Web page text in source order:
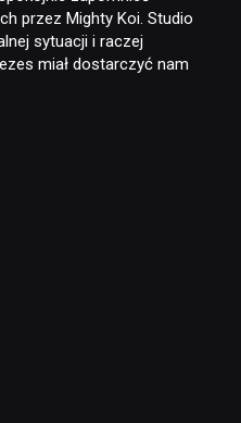
przez Mighty Koi. Studio
sytuacji i raczej
miał dostarczyć nam